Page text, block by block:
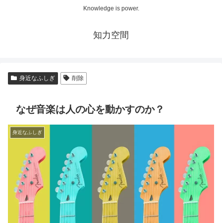
Knowledge is power.
知力空間
身近なふしぎ 削除
なぜ音楽は人の心を動かすのか？
身近なふしぎ